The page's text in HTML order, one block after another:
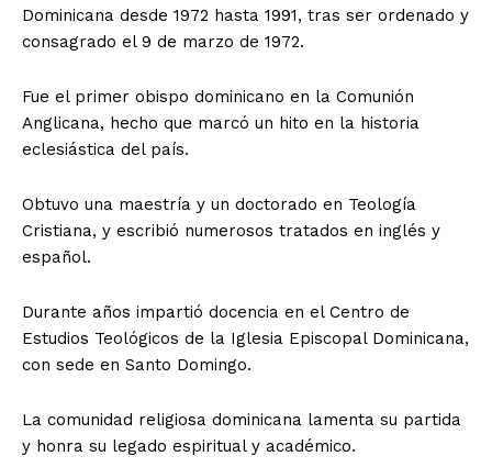
Dominicana desde 1972 hasta 1991, tras ser ordenado y
consagrado el 9 de marzo de 1972.
Fue el primer obispo dominicano en la Comunión
Anglicana, hecho que marcó un hito en la historia
eclesiástica del país.
Obtuvo una maestría y un doctorado en Teología
Cristiana, y escribió numerosos tratados en inglés y
español.
Durante años impartió docencia en el Centro de
Estudios Teológicos de la Iglesia Episcopal Dominicana,
con sede en Santo Domingo.
La comunidad religiosa dominicana lamenta su partida
y honra su legado espiritual y académico.